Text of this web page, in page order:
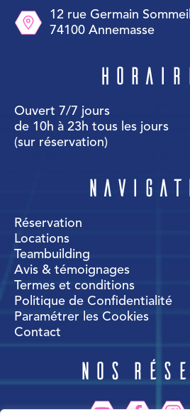
12 rue Germain
74100 Annemasse
Ouvert 7/7 jours
de 10h à 23h tous les jours
(sur réservation)
Réservation
Locations
Teambuilding
Avis & témoignages
Termes et conditions
Politique de Confidentialité
Paramétrer les Cookies
Contact
Nos